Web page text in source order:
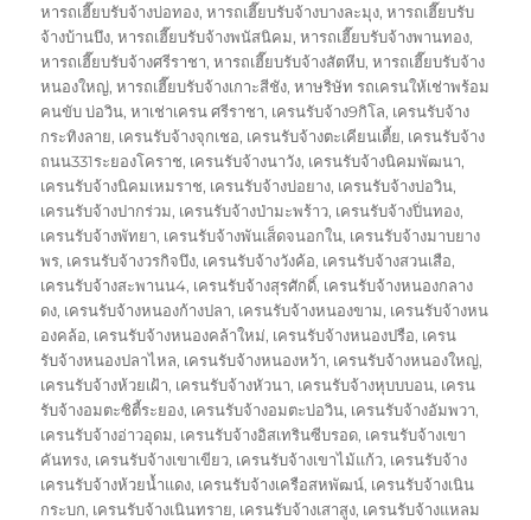
หารถเฮี๊ยบรับจ้างบ่อทอง,หารถเฮี๊ยบรับจ้างบางละมุง,หารถเฮี๊ยบรับ
จ้างบ้านบึง,หารถเฮี๊ยบรับจ้างพนัสนิคม,หารถเฮี๊ยบรับจ้างพานทอง,
หารถเฮี๊ยบรับจ้างศรีราชา,หารถเฮี๊ยบรับจ้างสัตหีบ,หารถเฮี๊ยบรับจ้าง
หนองใหญ่,หารถเฮี๊ยบรับจ้างเกาะสีชัง,หาษริษัท รถเครนให้เช่าพร้อม
คนขับ บ่อวิน,หาเช่าเครน ศรีราชา, เครนรับจ้าง9กิโล, เครนรับจ้าง
กระทิงลาย, เครนรับจ้างจุกเชอ, เครนรับจ้างตะเคียนเตี้ย, เครนรับจ้าง
ถนน331ระยองโคราช, เครนรับจ้างนาวัง, เครนรับจ้างนิคมพัฒนา,
เครนรับจ้างนิคมเหมราช, เครนรับจ้างบ่อยาง, เครนรับจ้างบ่อวิน,
เครนรับจ้างปากร่วม, เครนรับจ้างป่ามะพร้าว, เครนรับจ้างปิ่นทอง,
เครนรับจ้างพัทยา, เครนรับจ้างพันเส็ดจนอกใน, เครนรับจ้างมาบยาง
พร, เครนรับจ้างวรกิจบึง, เครนรับจ้างวังค้อ, เครนรับจ้างสวนเสือ,
เครนรับจ้างสะพานน4, เครนรับจ้างสุรศักดิ์, เครนรับจ้างหนองกลาง
ดง, เครนรับจ้างหนองก้างปลา, เครนรับจ้างหนองขาม, เครนรับจ้างหน
องคล้อ, เครนรับจ้างหนองคล้าใหม่, เครนรับจ้างหนองปรือ, เครน
รับจ้างหนองปลาไหล, เครนรับจ้างหนองหว้า, เครนรับจ้างหนองใหญ่,
เครนรับจ้างห้วยเฝ้า, เครนรับจ้างหัวนา, เครนรับจ้างหุบบบอน, เครน
รับจ้างอมตะซิตี้ระยอง, เครนรับจ้างอมตะบ่อวิน, เครนรับจ้างอัมพวา,
เครนรับจ้างอ่าวอุดม, เครนรับจ้างอิสเทรินซีบรอด, เครนรับจ้างเขา
คันทรง, เครนรับจ้างเขาเขียว, เครนรับจ้างเขาไม้แก้ว, เครนรับจ้าง
เครนรับจ้างห้วยน้ำแดง, เครนรับจ้างเครือสหพัฒน์, เครนรับจ้างเนิน
กระบก, เครนรับจ้างเนินทราย, เครนรับจ้างเสาสูง, เครนรับจ้างแหลม